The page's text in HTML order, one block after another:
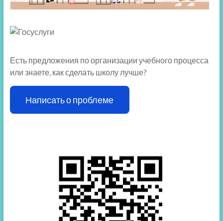
Есть предложения по организации учебного процесса
или знаете, как сделать школу лучше?
Написать о проблеме